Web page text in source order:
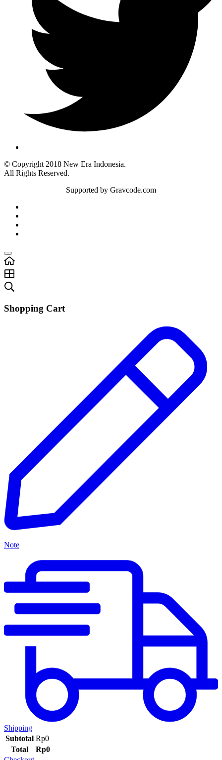
© Copyright 2018 New Era Indonesia.
All Rights Reserved.
Supported by Gravcode.com
Shopping Cart
Note
Shipping
Subtotal Rp0
Total
Rp0